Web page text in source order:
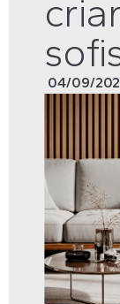
04/09/